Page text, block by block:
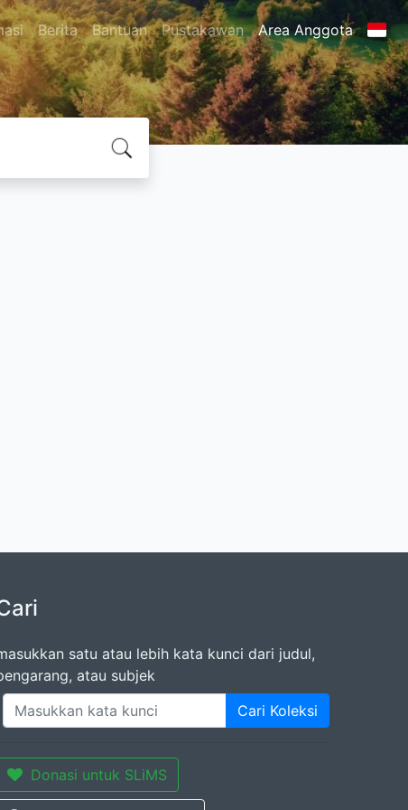
Berita Bantuan Pustakawan Area Anggota
satu atau lebih kata kunci dari judul,
atau subjek
Cari Koleksi
Donasi untuk SLiMS